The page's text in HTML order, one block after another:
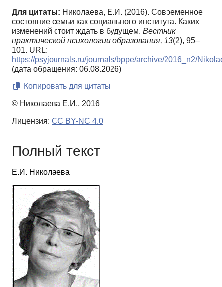
Для цитаты: Николаева, Е.И. (2016). Современное
состояние семьи как социального института. Каких
изменений стоит ждать в будущем. Вестник
практической психологии образования, 13(2), 95–
101. URL:
https://psyjournals.ru/journals/bppe/archive/2016_n2/
(дата обращения: 06.08.2026)
Копировать для цитаты
© Николаева Е.И., 2016
Лицензия: CC BY-NC 4.0
Полный текст
Е.И. Николаева